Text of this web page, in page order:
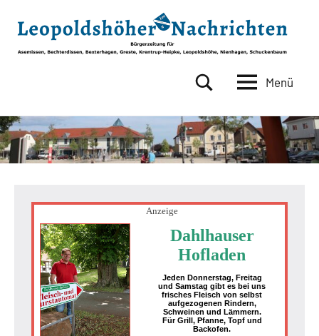
Inhalt
springen
Nachrichten
Asemissen,
Bechterdissen,
Bexterhagen,
Leopoldshöhe,
Nienhagen,
Schuckenbaum
Menü
Anzeige
Dahlhauser
Hofladen
Jeden Donnerstag, Freitag
und Samstag gibt es bei uns
frisches Fleisch von selbst
aufgezogenen Rindern,
Schweinen und Lämmern.
Für Grill, Pfanne, Topf und
Backofen.